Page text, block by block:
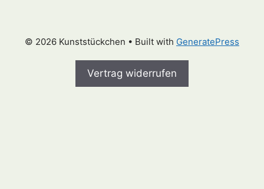
© 2026 Kunststückchen • Built with GeneratePress
Vertrag widerrufen